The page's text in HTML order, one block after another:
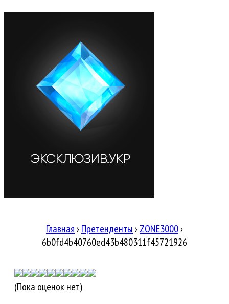
Главная› Претенденты› ZONE3000›
6b0fd4b40760ed43b480311f45721926
(Пока оценок нет)